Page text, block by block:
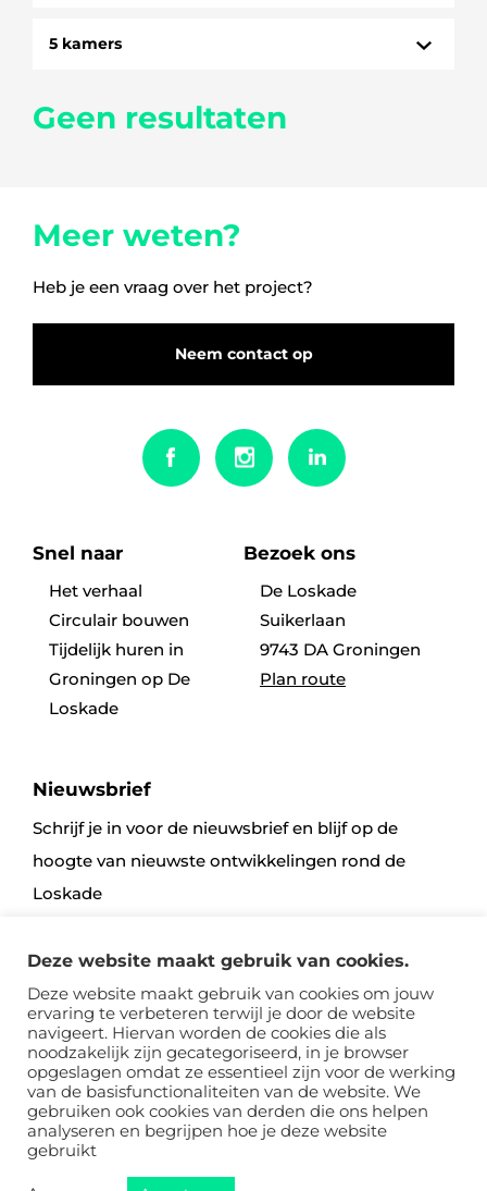
HUIZEN
5 kamers
Geen resultaten
Meer weten?
Heb je een vraag over het project?
Neem contact op
Snel naar
Het verhaal
Circulair bouwen
Tijdelijk huren in
Groningen op De
Loskade
Bezoek ons
De Loskade
Suikerlaan
9743 DA Groningen
Plan route
Nieuwsbrief
Schrijf je in voor de nieuwsbrief en blijf op de
hoogte van nieuwste ontwikkelingen rond de
Loskade
Aanmelden
Sitemap Voorwaarden Disclaimer, Privacy & Cookies
Deze website maakt gebruik van cookies.
Deze website maakt gebruik van cookies om jouw
ervaring te verbeteren terwijl je door de website
navigeert. Hiervan worden de cookies die als
noodzakelijk zijn gecategoriseerd, in je browser
opgeslagen omdat ze essentieel zijn voor de werking
van de basisfunctionaliteiten van de website. We
gebruiken ook cookies van derden die ons helpen
analyseren en begrijpen hoe je deze website
gebruikt